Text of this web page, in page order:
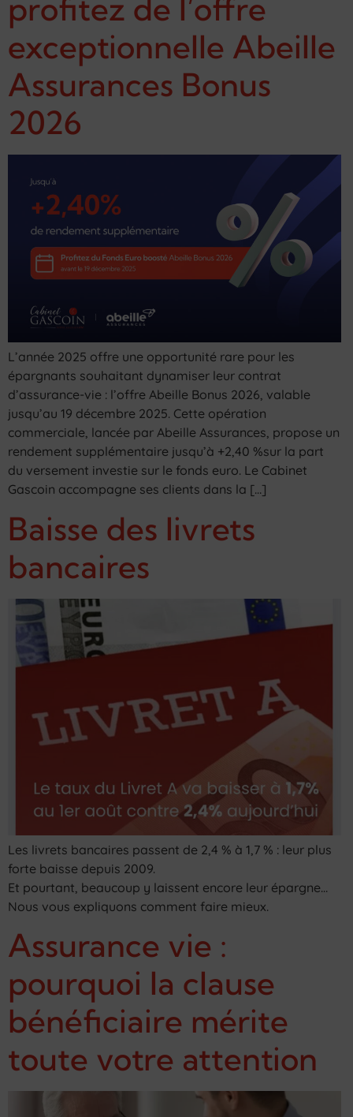
profitez de l’offre
exceptionnelle Abeille
Assurances Bonus
2026
L’année 2025 offre une opportunité rare pour les
épargnants souhaitant dynamiser leur contrat
d’assurance-vie : l’offre Abeille Bonus 2026, valable
jusqu’au 19 décembre 2025. Cette opération
commerciale, lancée par Abeille Assurances, propose un
rendement supplémentaire jusqu’à +2,40 %sur la part
du versement investie sur le fonds euro. Le Cabinet
Gascoin accompagne ses clients dans la […]
Baisse des livrets
bancaires
Les livrets bancaires passent de 2,4 % à 1,7 % : leur plus
forte baisse depuis 2009.
Et pourtant, beaucoup y laissent encore leur épargne…
Nous vous expliquons comment faire mieux.
Assurance vie :
pourquoi la clause
bénéficiaire mérite
toute votre attention